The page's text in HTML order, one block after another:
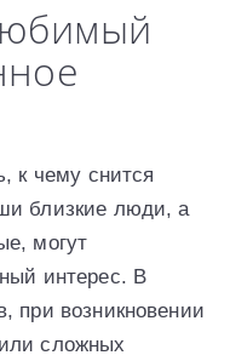
к чему снится
близкие люди, а
могут
интерес. В
при возникновении
сложных